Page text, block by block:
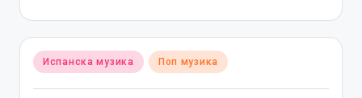
Posted
in
Испанска музика Поп музика